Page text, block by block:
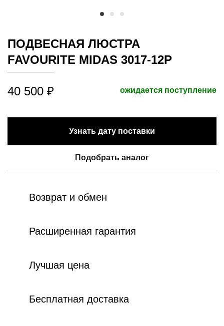
ПОДВЕСНАЯ ЛЮСТРА
FAVOURITE MIDAS 3017-12P
40 500 ₽ ожидается поступление
Узнать дату поставки
Подобрать аналог
Возврат и обмен
Расширенная гарантия
Лучшая цена
Бесплатная доставка